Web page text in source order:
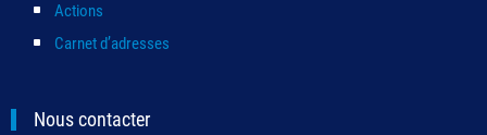
Actions
Carnet d’adresses
Nous contacter